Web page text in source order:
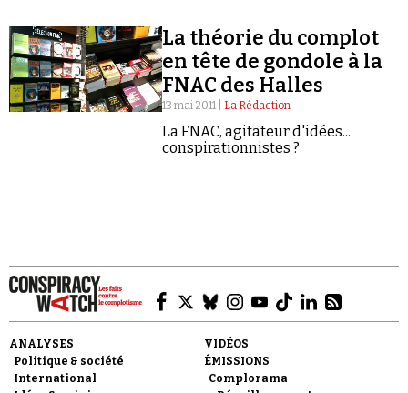
La théorie du complot
en tête de gondole à la
FNAC des Halles
13 mai 2011 | La Rédaction
La FNAC, agitateur d'idées...
conspirationnistes ?
ANALYSES
Politique & société
International
VIDÉOS
ÉMISSIONS
Complorama